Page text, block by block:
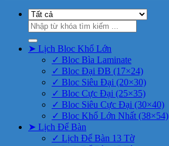
Tìm
kiếm:
➤ Lịch Bloc Khổ Lớn
✓ Bloc Bìa Laminate
✓ Bloc Đại ĐB (17×24)
✓ Bloc Siêu Đại (20×30)
✓ Bloc Cực Đại (25×35)
✓ Bloc Siêu Cực Đại (30×40)
✓ Bloc Khổ Lớn Nhất (38×54)
➤ Lịch Để Bàn
✓ Lịch Để Bàn 13 Tờ